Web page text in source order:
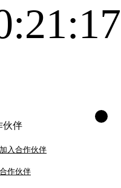
伙伴
入合作伙伴
作伙伴